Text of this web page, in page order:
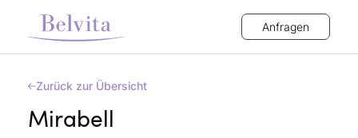
Anfragen
Zurück zur Übersicht
Mirabell